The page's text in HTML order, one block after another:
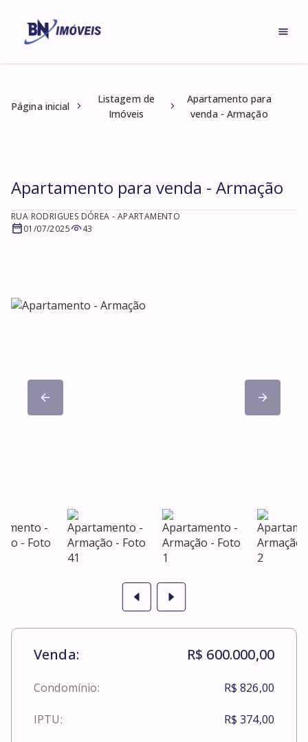
Página inicial
Listagem de
Imóveis
Apartamento para
venda - Armação
Apartamento para venda - Armação
RUA RODRIGUES DÓREA - APARTAMENTO
01/07/2025
43
Venda: R$ 600.000,00
Condomínio: R$ 826,00
IPTU: R$ 374,00